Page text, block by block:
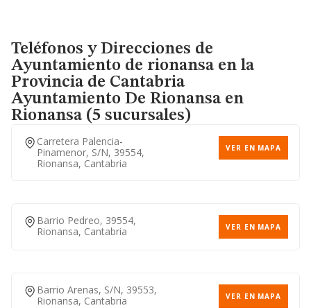
Teléfonos y Direcciones de
Ayuntamiento de rionansa en la
Provincia de Cantabria
Ayuntamiento De Rionansaen
Rionansa (5 sucursales)
Carretera Palencia-
Pinamenor, S/n, 39554,
Rionansa, Cantabria
VER EN MAPA
Barrio Pedreo, 39554,
Rionansa, Cantabria
VER EN MAPA
Barrio Arenas, S/n, 39553,
Rionansa, Cantabria
VER EN MAPA